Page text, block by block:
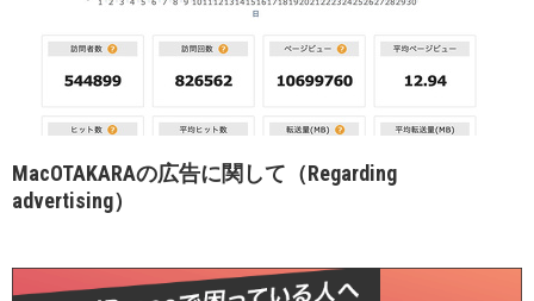
MacOTAKARAの広告に関して（Regarding
advertising）